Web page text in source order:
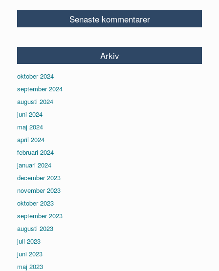
Senaste kommentarer
Arkiv
oktober 2024
september 2024
augusti 2024
juni 2024
maj 2024
april 2024
februari 2024
januari 2024
december 2023
november 2023
oktober 2023
september 2023
augusti 2023
juli 2023
juni 2023
maj 2023